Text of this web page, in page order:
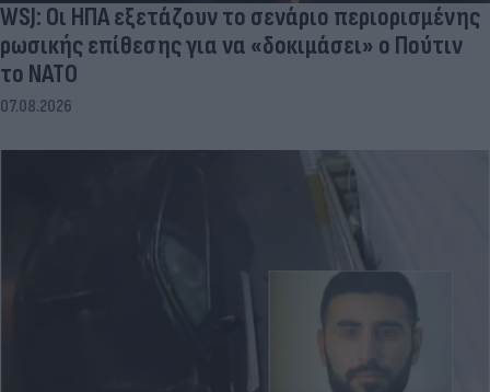
WSJ: Οι ΗΠΑ εξετάζουν το σενάριο περιορισμένης
ρωσικής επίθεσης για να «δοκιμάσει» ο Πούτιν
το ΝΑΤΟ
07.08.2026